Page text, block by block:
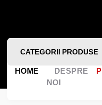
CATEGORII PRODUSE
HOME
DESPRE
NOI